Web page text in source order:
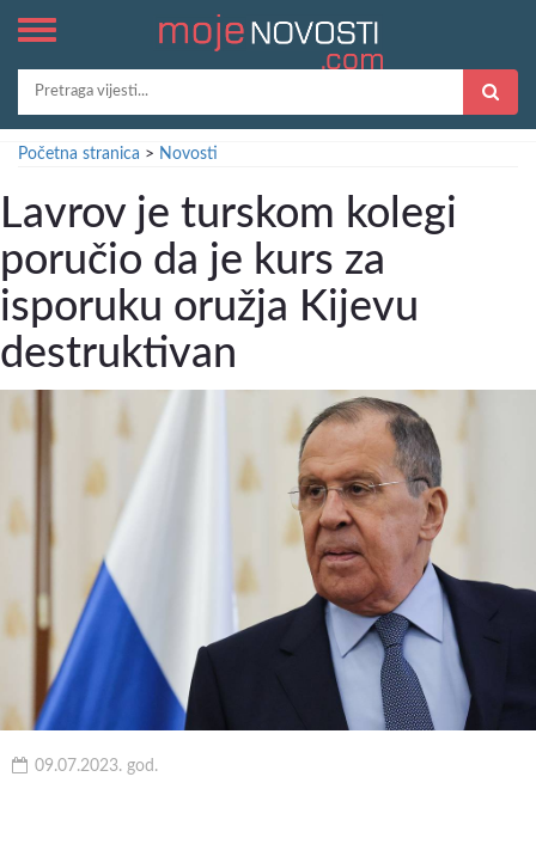
Početna stranica > Novosti
Lavrov je turskom kolegi
poručio da je kurs za
isporuku oružja Kijevu
destruktivan
09.07.2023. god.